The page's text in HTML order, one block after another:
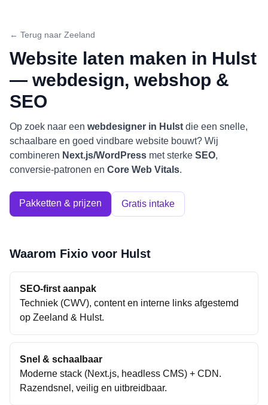
← Terug naar Zeeland
Website laten maken in Hulst
— webdesign, webshop &
SEO
Op zoek naar een webdesigner in Hulst die een snelle,
schaalbare en goed vindbare website bouwt? Wij
combineren Next.js/WordPress met sterke SEO,
conversie-patronen en Core Web Vitals.
Pakketten & prijzen Gratis intake
Waarom Fixio voor Hulst
SEO-first aanpak
Techniek (CWV), content en interne links afgestemd
op Zeeland & Hulst.
Snel & schaalbaar
Moderne stack (Next.js, headless CMS) + CDN.
Razendsnel, veilig en uitbreidbaar.